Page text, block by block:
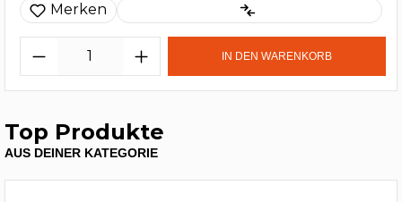
Merken
IN DEN WARENKORB
Top Produkte
AUS DEINER KATEGORIE